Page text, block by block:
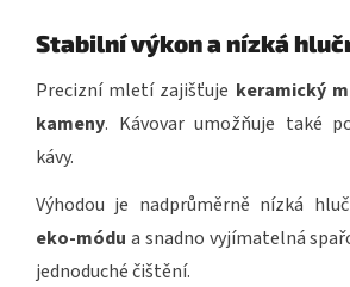
Stabilní výkon a nízká
Precizní mletí zajišťuje keramický
kameny. Kávovar umožňuje také
kávy.
Výhodou je nadprůměrně nízká
eko-módu a snadno vyjímatelná
jednoduché čištění.